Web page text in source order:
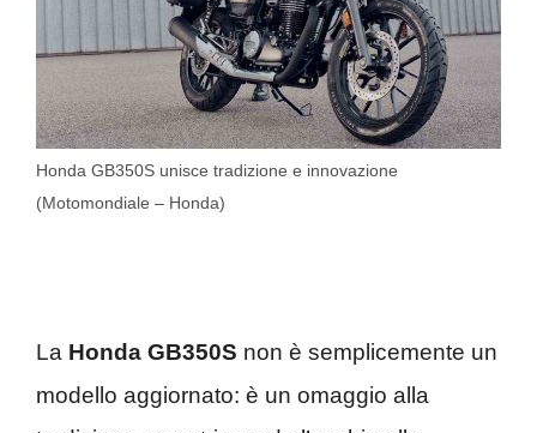
Honda GB350S unisce tradizione e innovazione
(Motomondiale – Honda)
La Honda GB350S non è semplicemente un
modello aggiornato: è un omaggio alla